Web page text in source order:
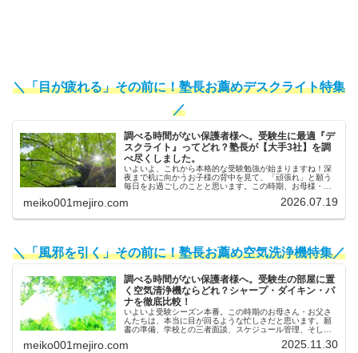
＼「目が疲れる」その前に！塾長お薦めデスクライト特集
／
調べる時間がない保護者様へ。受験生に最適『デ
スクライト』ってどれ？塾長が【大手3社】を調
べ尽くしました。
いよいよ、これから本格的な受験勉強が始まりますね！深
夜まで机に向かうお子様の背中を見て、「頑張れ」と願う
毎日をお過ごしのことと思います。この時期、お母様・お
「最近、子供が目をこすっていること...
meiko001mejiro.com 2026.07.19
＼「風邪を引く」その前に！塾長お薦め空気洗浄機特集／
調べる時間がない保護者様へ。受験生の部屋に置
く空気清浄機ならどれ？シャープ・ダイキン・パ
ナを徹底比較！
いよいよ受験シーズン本番。この時期のお母さん・お父さ
んたちは、本当に目が回るような忙しさだと思います。願
書の準備、学校との三者面談、スケジュール管理、そして
ほどあるのに、時間がいくらあって...
meiko001mejiro.com 2025.11.30